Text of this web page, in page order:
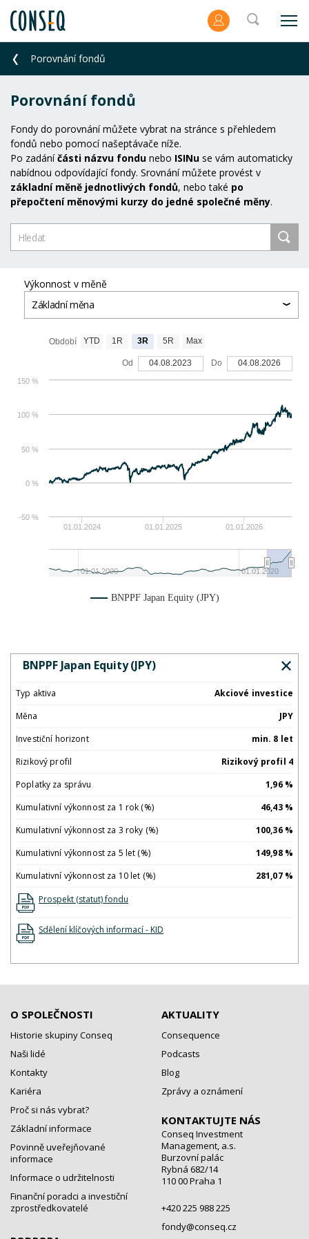
Porovnání fondů
Porovnání fondů
Fondy do porovnání můžete vybrat na stránce s přehledem
fondů nebo pomocí našeptávače níže.
Po zadáníčásti názvu fondu nebo ISINu se vám automaticky
nabídnou odpovídající fondy. Srovnání můžete provést v
základní měně jednotlivých fondů, nebo také po
přepočtení měnovými kurzy do jedné společné měny.
Výkonnost v měně
Základní měna
01.01.2024 01.01.2025 01.01.2026
01.01.2000 01.01.2020
0 %
50 %
100 %
-50 %
150 %
Období YTD 1R 3R 5R Max
Od 04.08.2023 Do 04.08.2026
BNPPF Japan Equity (JPY)
BNPPF Japan Equity (JPY)
Typ aktiva
Akciové investice
Měna
JPY
Investiční horizont
min. 8 let
Rizikový profil
Rizikový profil 4
Poplatky za správu
1,96 %
Kumulativní výkonnost za 1 rok (%)
46,43 %
Kumulativní výkonnost za 3 roky (%)
100,36 %
Kumulativní výkonnost za 5 let (%)
149,98 %
Kumulativní výkonnost za 10 let (%)
281,07 %
Prospekt (statut) fondu
Sdělení klíčových informací - KID
O SPOLEČNOSTI
Historie skupiny Conseq
Naši lidé
Kontakty
Kariéra
Proč si nás vybrat?
Základní informace
Povinně uveřejňované
informace
Informace o udržitelnosti
Finanční poradci a investiční
zprostředkovatelé
AKTUALITY
Consequence
Podcasts
Blog
Zprávy a oznámení
KONTAKTUJTE NÁS
Conseq Investment
Management, a.s.
Burzovní palác
Rybná 682/14
110 00 Praha 1
+420 225 988 225
fondy@conseq.cz